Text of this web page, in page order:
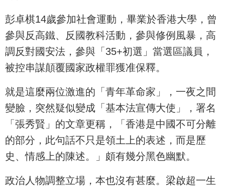
彭卓棋14歲參加社會運動，畢業於香港大學，曾
參與反高鐵、反國教科活動，參與修例風暴，高
調反對國安法，參與「35+初選」當選區議員，
被控串謀顛覆國家政權罪獲准保釋。
就是這麼兩位激進的「青年革命家」，一夜之間
變臉，突然疑似變成「基本法宣傳大使」，署名
「張秀賢」的文章更稱，「香港是中國不可分離
的部分，此句話不只是領土上的表述，而是歷
史、情感上的陳述。」頗有幾分黑色幽默。
政治人物調整立場，本也沒有甚麼。梁啟超一生